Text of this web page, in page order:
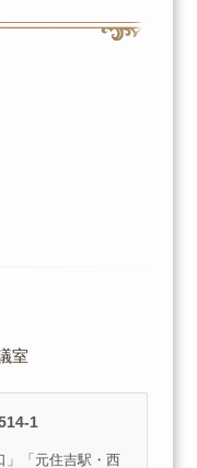
室
1
」「元住吉駅・西